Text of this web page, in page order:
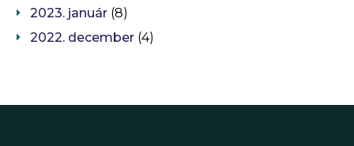
2023. január (8)
2022. december (4)